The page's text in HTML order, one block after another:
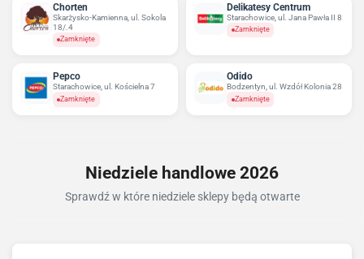
Chorten
Skarżysko-Kamienna, ul. Sokola
18/.4
Zamknięte
Delikatesy Centrum
Starachowice, ul. Jana Pawła II 8
Zamknięte
Pepco
Starachowice, ul. Kościelna 7
Zamknięte
Odido
Bodzentyn, ul. Wzdół Kolonia 28
Zamknięte
Niedziele handlowe 2026
Sprawdź w które niedziele sklepy będą otwarte